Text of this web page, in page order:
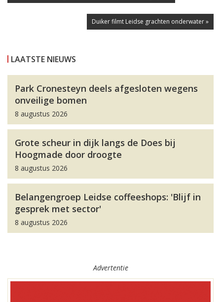
Duiker filmt Leidse grachten onderwater »
LAATSTE NIEUWS
Park Cronesteyn deels afgesloten wegens
onveilige bomen
8 augustus 2026
Grote scheur in dijk langs de Does bij
Hoogmade door droogte
8 augustus 2026
Belangengroep Leidse coffeeshops: 'Blijf in
gesprek met sector'
8 augustus 2026
Advertentie